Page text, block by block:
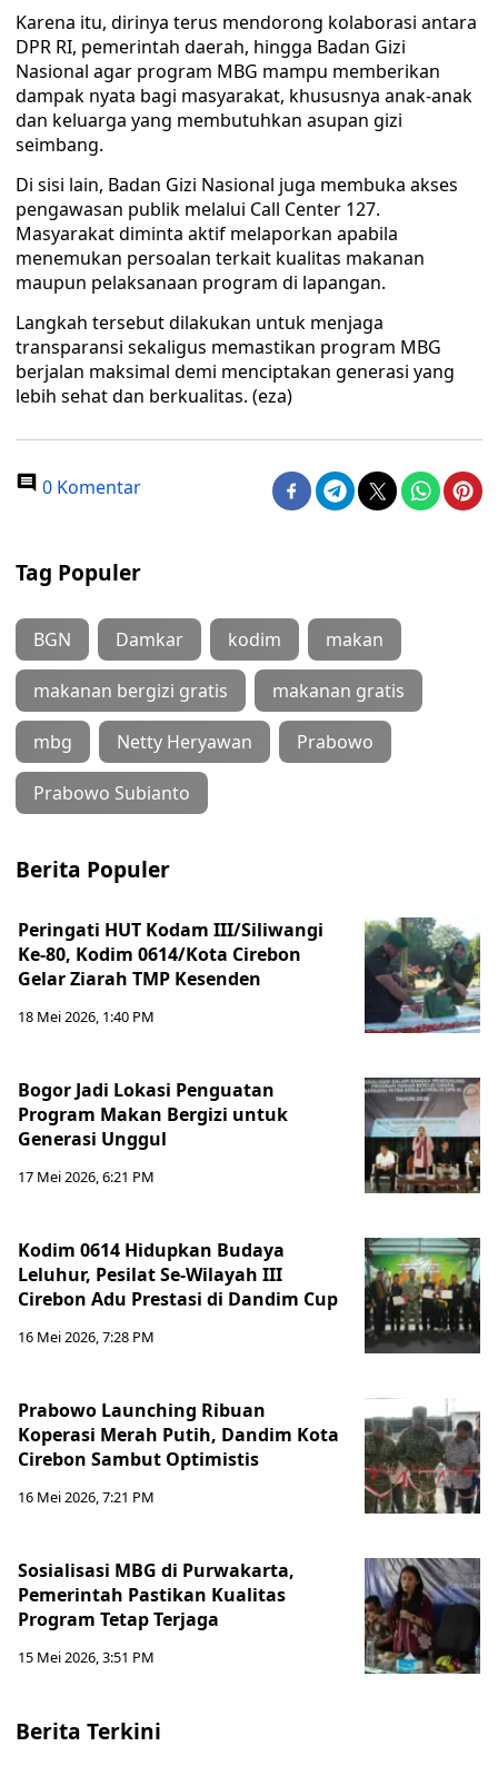
Karena itu, dirinya terus mendorong kolaborasi antara
DPR RI, pemerintah daerah, hingga Badan Gizi
Nasional agar program MBG mampu memberikan
dampak nyata bagi masyarakat, khususnya anak-anak
dan keluarga yang membutuhkan asupan gizi
seimbang.
Di sisi lain, Badan Gizi Nasional juga membuka akses
pengawasan publik melalui Call Center 127.
Masyarakat diminta aktif melaporkan apabila
menemukan persoalan terkait kualitas makanan
maupun pelaksanaan program di lapangan.
Langkah tersebut dilakukan untuk menjaga
transparansi sekaligus memastikan program MBG
berjalan maksimal demi menciptakan generasi yang
lebih sehat dan berkualitas. (eza)
0 Komentar
Tag Populer
BGN Damkar kodim makan
makanan bergizi gratis makanan gratis
mbg Netty Heryawan Prabowo
Prabowo Subianto
Berita Populer
Peringati HUT Kodam III/Siliwangi
Ke-80, Kodim 0614/Kota Cirebon
Gelar Ziarah TMP Kesenden
18 Mei 2026, 1:40 PM
Bogor Jadi Lokasi Penguatan
Program Makan Bergizi untuk
Generasi Unggul
17 Mei 2026, 6:21 PM
Kodim 0614 Hidupkan Budaya
Leluhur, Pesilat Se-Wilayah III
Cirebon Adu Prestasi di Dandim Cup
16 Mei 2026, 7:28 PM
Prabowo Launching Ribuan
Koperasi Merah Putih, Dandim Kota
Cirebon Sambut Optimistis
16 Mei 2026, 7:21 PM
Sosialisasi MBG di Purwakarta,
Pemerintah Pastikan Kualitas
Program Tetap Terjaga
15 Mei 2026, 3:51 PM
Berita Terkini